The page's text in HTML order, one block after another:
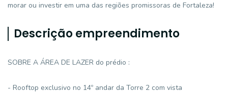
morar ou investir em uma das regiões promissoras de Fortaleza!
Descrição empreendimento
SOBRE A ÁREA DE LAZER do prédio :
- Rooftop exclusivo no 14º andar da Torre 2 com vista